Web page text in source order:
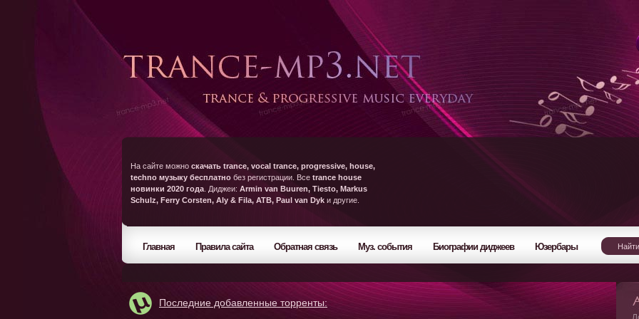
На сайте можно скачать trance, vocal trance, progressive, house,
techno музыку бесплатно без регистрации. Все trance house
новинки 2020 года . Диджеи: Armin van Buuren, Tiesto, Markus
Schulz, Ferry Corsten, Aly & Fila, ATB, Paul van Dyk и другие.
Главная Правила сайта Обратная связь Муз. события Биографии диджеев Юзербары
Последние добавленные торренты: